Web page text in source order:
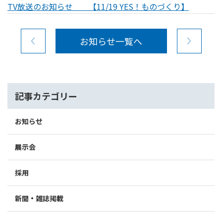
TV放送のお知らせ 【11/19 YES！ものづくり】
お知らせ一覧へ
記事カテゴリー
お知らせ
展示会
採用
新聞・雑誌掲載